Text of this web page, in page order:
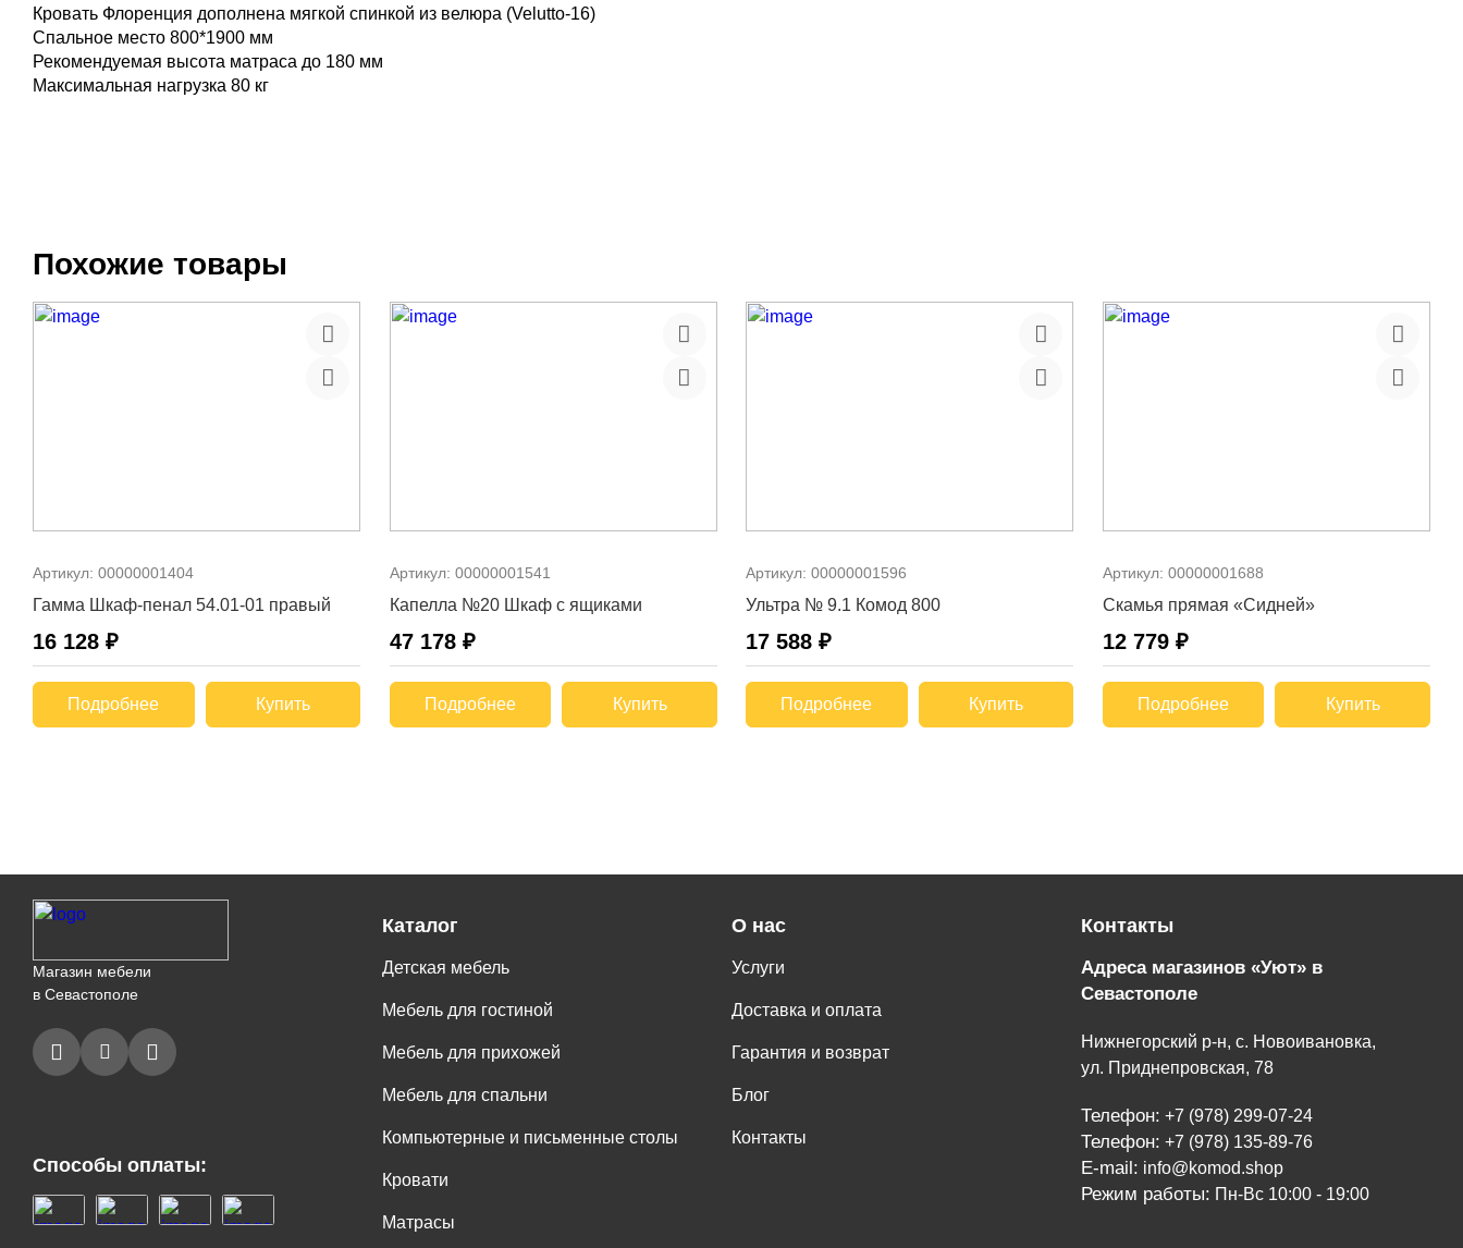
Кровать Флоренция дополнена мягкой спинкой из велюра (Velutto-16)
Спальное место 800*1900 мм
Рекомендуемая высота матраса до 180 мм
Максимальная нагрузка 80 кг
Похожие товары
Артикул: 00000001404
Гамма Шкаф-пенал 54.01-01 правый
16 128 ₽
Подробнее Купить
Артикул: 00000001541
Капелла №20 Шкаф с ящиками
47 178 ₽
Подробнее Купить
Артикул:00000001596
Ультра № 9.1 Комод 800
17 588 ₽
Подробнее Купить
Артикул: 00000001688
Скамья прямая «Сидней»
12 779 ₽
Подробнее Купить
Магазин мебели
в Севастополе
Способы оплаты:
Каталог
Детская мебель
Мебель для гостиной
Мебель для прихожей
Мебель для спальни
Компьютерные и письменные столы
Кровати
Матрасы
О нас
Услуги
Доставка и оплата
Гарантия и возврат
Блог
Контакты
Контакты
Адреса магазинов «Уют» в
Севастополе
Нижнегорский р-н, с. Новоивановка,
ул. Приднепровская, 78
Телефон: +7 (978) 299-07-24
Телефон: +7 (978) 135-89-76
E-mail: info@komod.shop
Режим работы: Пн-Вс 10:00 - 19:00